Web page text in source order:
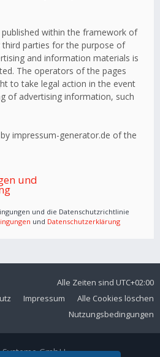
within the framework of
parties for the purpose of
and information materials is
The operators of the pages
to take legal action in the event
of advertising information, such
impressum-generator.de of the
und
und die Datenschutzrichtlinie
und Datenschutzerklärung
Alle Zeiten sind UTC+02:00
Alle Cookies löschen
Impressum
Nutzungsbedingungen
Systeme GmbH